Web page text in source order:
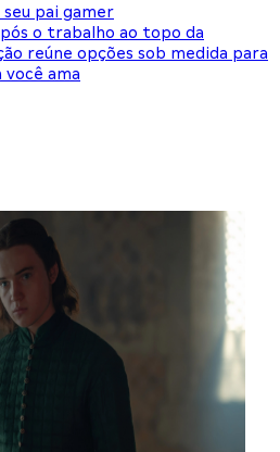
pai gamer
o trabalho ao topo da
reúne opções sob medida para
ama